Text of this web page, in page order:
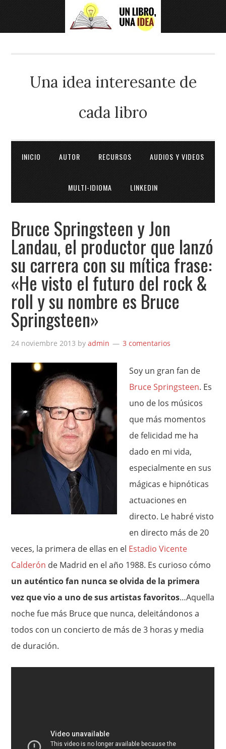
Una idea interesante de
cada libro
INICIO AUTOR RECURSOS AUDIOS Y VIDEOS
MULTI-IDIOMA LINKEDIN
Bruce Springsteen y Jon
Landau, el productor que lanzó
su carrera con su mítica frase:
«He visto el futuro del rock &
roll y su nombre es Bruce
Springsteen»
24 noviembre 2013 byadmin 3 comentarios
Soy un gran fan de
Bruce Springsteen. Es
uno de los músicos
que más momentos
de felicidad me ha
dado en mi vida,
especialmente en sus
mágicas e hipnóticas
actuaciones en
directo. Le habré visto
en directo más de 20
veces, la primera de ellas en el Estadio Vicente
Calderón de Madrid en el año 1988. Es curioso cómo
un auténtico fan nunca se olvida de la primera
vez que vio a uno de sus artistas favoritos…Aquella
noche fue más Bruce que nunca, deleitándonos a
todos con un concierto de más de 3 horas y media
de duración.